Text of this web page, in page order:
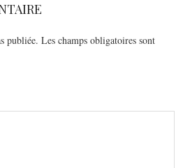
publiée. Les champs obligatoires sont